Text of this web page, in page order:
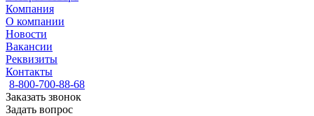
Компания
О компании
Новости
Вакансии
Реквизиты
Контакты
8-800-700-88-68
Заказать звонок
Задать вопрос